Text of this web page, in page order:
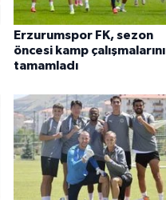
Erzurumspor FK, sezon
öncesi kamp çalışmalarını
tamamladı